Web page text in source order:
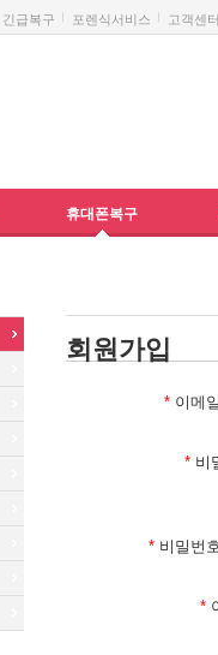
긴급복구 포렌식서비스 고객센터
휴대폰복구
회원가입
* 이메
* 비
* 비밀번
*